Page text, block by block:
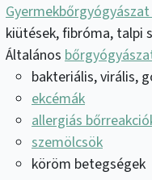
Gyermekbőrgyógyászat
kiütések, fibróma, talpi
Általános
bakteriális, virális,
ekcémák
allergiás
szemölcsök
köröm betegségek